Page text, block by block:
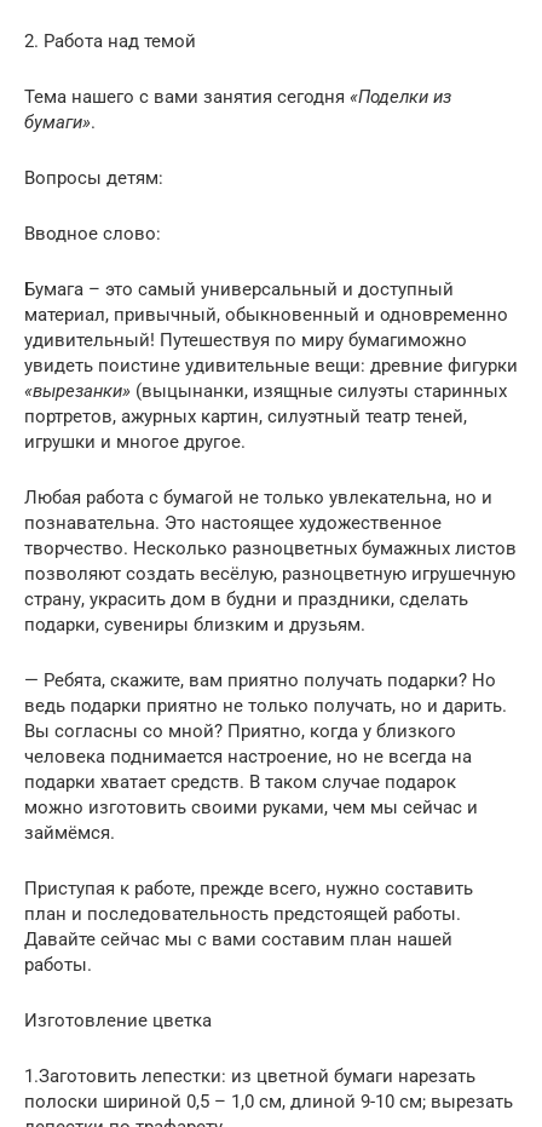
2. Работа над темой
Тема нашего с вами занятия сегодня «Поделки из
бумаги».
Вопросы детям:
Вводное слово:
Бумага – это самый универсальный и доступный
материал, привычный, обыкновенный и одновременно
удивительный! Путешествуя по миру бумагиможно
увидеть поистине удивительные вещи: древние фигурки
«вырезанки» (выцынанки, изящные силуэты старинных
портретов, ажурных картин, силуэтный театр теней,
игрушки и многое другое.
Любая работа с бумагой не только увлекательна, но и
познавательна. Это настоящее художественное
творчество. Несколько разноцветных бумажных листов
позволяют создать весёлую, разноцветную игрушечную
страну, украсить дом в будни и праздники, сделать
подарки, сувениры близким и друзьям.
— Ребята, скажите, вам приятно получать подарки? Но
ведь подарки приятно не только получать, но и дарить.
Вы согласны со мной? Приятно, когда у близкого
человека поднимается настроение, но не всегда на
подарки хватает средств. В таком случае подарок
можно изготовить своими руками, чем мы сейчас и
займёмся.
Приступая к работе, прежде всего, нужно составить
план и последовательность предстоящей работы.
Давайте сейчас мы с вами составим план нашей
работы.
Изготовление цветка
1.Заготовить лепестки: из цветной бумаги нарезать
полоски шириной 0,5 – 1,0 см, длиной 9-10 см; вырезать